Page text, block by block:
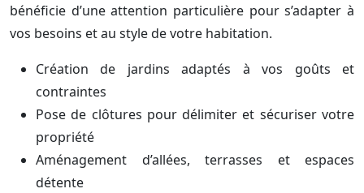
bénéficie d’une attention particulière pour s’adapter à
vos besoins et au style de votre habitation.
Création de jardins adaptés à vos goûts et
contraintes
Pose de clôtures pour délimiter et sécuriser votre
propriété
Aménagement d’allées, terrasses et espaces
détente